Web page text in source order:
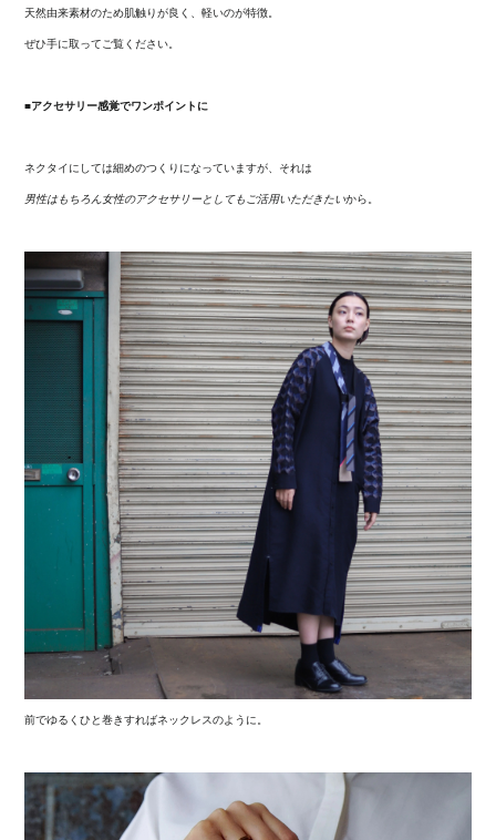
天然由来素材のため肌触りが良く、軽いのが特徴。
ぜひ手に取ってご覧ください。
■アクセサリー感覚でワンポイントに
ネクタイにしては細めのつくりになっていますが、それは
男性はもちろん女性のアクセサリーとしてもご活用いただきたいから。
前でゆるくひと巻きすればネックレスのように。